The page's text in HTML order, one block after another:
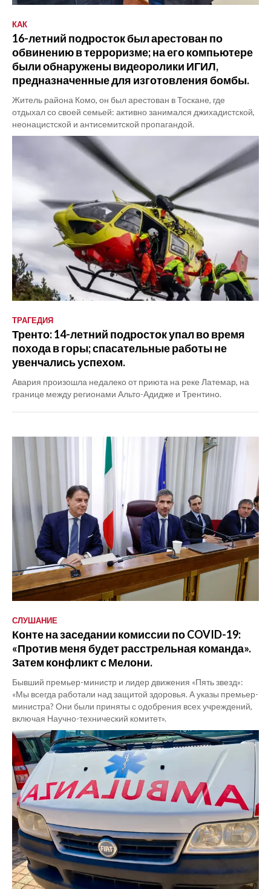
КАК
16-летний подросток был арестован по
обвинению в терроризме; на его компьютере
были обнаружены видеоролики ИГИЛ,
предназначенные для изготовления бомбы.
Житель района Комо, он был арестован в Тоскане, где
отдыхал со своей семьей: активно занимался джихадистской,
неонацистской и антисемитской пропагандой.
ТРАГЕДИЯ
Тренто: 14-летний подросток упал во время
похода в горы; спасательные работы не
увенчались успехом.
Авария произошла недалеко от приюта на реке Латемар, на
границе между регионами Альто-Адидже и Трентино.
СЛУШАНИЕ
Конте на заседании комиссии по COVID-19:
«Против меня будет расстрельная команда».
Затем конфликт с Мелони.
Бывший премьер-министр и лидер движения «Пять звезд»:
«Мы всегда работали над защитой здоровья. А указы премьер-
министра? Они были приняты с одобрения всех учреждений,
включая Научно-технический комитет».